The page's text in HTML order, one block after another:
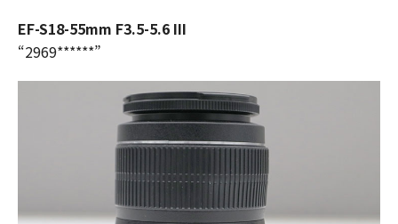
EF-S18-55mm F3.5-5.6 III
“2969******”